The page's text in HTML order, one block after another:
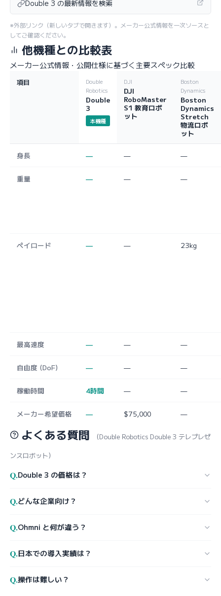
Double 3 の最新情報を検索
※外部リンク（新しいタブで開きます）。メーカー公式情報を一次ソースと
してご確認ください。
他機種との比較表
メーカー公式情報・公開仕様に基づく主要スペック比較
項目
Double
Robotics
Double
3
本機種
DJI
DJI
RoboMaster
S1 教育ロボ
ット
Boston
Dynamics
Boston
Dynamics
Stretch
物流ロボ
ット
身長 — — —
重量 — — —
ペイロード — — 23kg
最高速度 — — —
自由度 (DoF) — — —
稼働時間 4時間 — —
メーカー希望価格 — $75,000 —
よくある質問
（Double Robotics Double 3 テレプレゼ
ンスロボット）
Q.Double 3 の価格は？
Q.どんな企業向け？
Q.Ohmni と何が違う？
Q.日本での導入実績は？
Q.操作は難しい？